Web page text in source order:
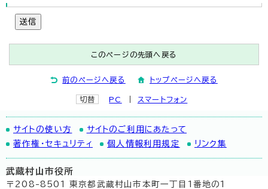
送信
このページの先頭へ戻る
前のページへ戻る トップページへ戻る
切替 PC スマートフォン
サイトの使い方
サイトのご利用にあたって
著作権・セキュリティ
個人情報利用規定 リンク集
武蔵村山市役所
〒208-8501 東京都武蔵村山市本町一丁目1番地の1